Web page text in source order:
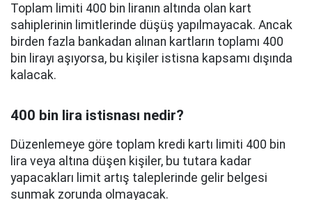
Toplam limiti 400 bin liranın altında olan kart
sahiplerinin limitlerinde düşüş yapılmayacak. Ancak
birden fazla bankadan alınan kartların toplamı 400
bin lirayı aşıyorsa, bu kişiler istisna kapsamı dışında
kalacak.
400 bin lira istisnası nedir?
Düzenlemeye göre toplam kredi kartı limiti 400 bin
lira veya altına düşen kişiler, bu tutara kadar
yapacakları limit artış taleplerinde gelir belgesi
sunmak zorunda olmayacak.